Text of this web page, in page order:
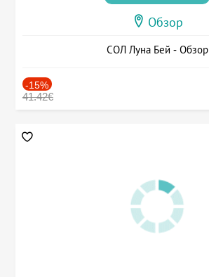
Обзор
СОЛ Луна Бей - Обзор
-15%
41.42€